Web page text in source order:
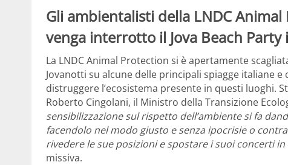
Gli ambientalisti della LNDC
venga interrotto il Jova Beach
La LNDC Animal Protection si è apertamente
Jovanotti su alcune delle principali spiagge italiane e
distruggere l’ecosistema presente in questi luoghi.
Roberto Cingolani, il Ministro della Transizione
sensibilizzazione sul rispetto dell’ambiente si fa
facendolo nel modo giusto e senza ipocrisie o
rivedere le sue posizioni e spostare i suoi concerti
missiva.